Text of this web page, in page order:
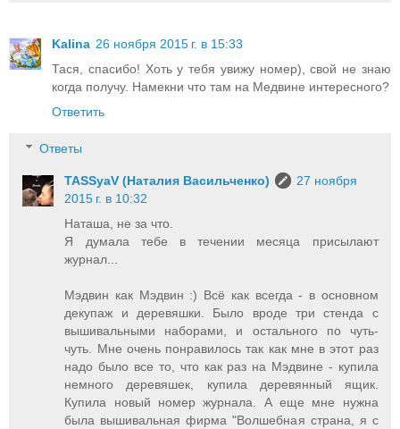
Kalina 26 ноября 2015 г. в 15:33
Тася, спасибо! Хоть у тебя увижу номер), свой не знаю
когда получу. Намекни что там на Медвине интересного?
Ответить
Ответы
TASSyaV (Наталия Васильченко)
27 ноября
2015 г. в 10:32
Наташа, не за что.
Я думала тебе в течении месяца присылают
журнал...
Мэдвин как Мэдвин :) Всё как всегда - в основном
декупаж и деревяшки. Было вроде три стенда с
вышивальными наборами, и остального по чуть-
чуть. Мне очень понравилось так как мне в этот раз
надо было все то, что как раз на Мэдвине - купила
немного деревяшек, купила деревянный ящик.
Купила новый номер журнала. А еще мне нужна
была вышивальная фирма "Волшебная страна, я с